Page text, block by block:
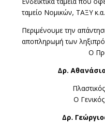
ταμείο Νομικών, ΤΑΞΥ
Περιμένουμε την
αποπληρωμή των
Ο
Δρ.
Ο
Δρ.